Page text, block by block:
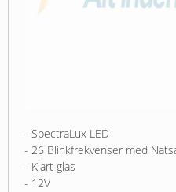
- SpectraLux LED
- 26 Blinkfrekvenser med
- Klart glas
- 12V